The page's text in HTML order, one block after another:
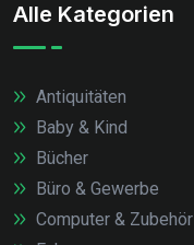
Alle Kategorien
Antiquitäten
Baby & Kind
Bücher
Büro & Gewerbe
Computer & Zubehör